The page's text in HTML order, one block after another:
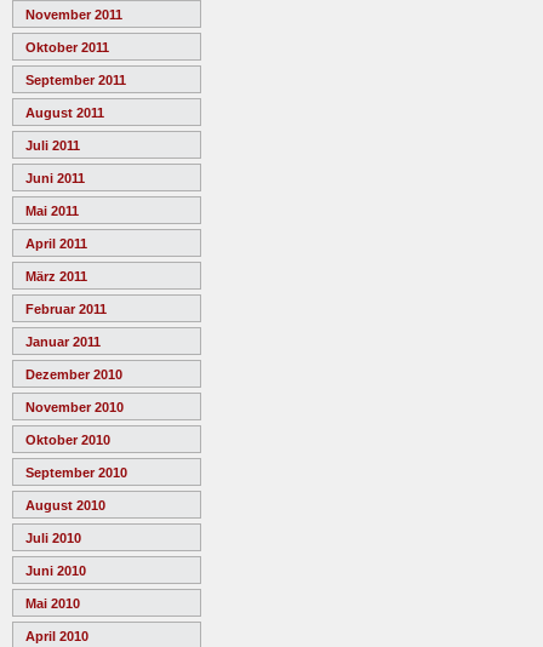
November 2011
Oktober 2011
September 2011
August 2011
Juli 2011
Juni 2011
Mai 2011
April 2011
März 2011
Februar 2011
Januar 2011
Dezember 2010
November 2010
Oktober 2010
September 2010
August 2010
Juli 2010
Juni 2010
Mai 2010
April 2010